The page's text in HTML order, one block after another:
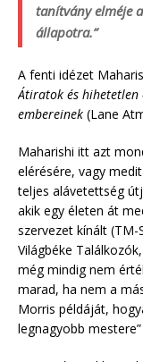
tanítvány elméje
állapotra.”
A fenti idézet
Átiratok és
embereinek (Lane
Maharishi itt azt
elérésére, vagy
teljes alávetettség
akik egy életen át
szervezet kínált (TM-
Világbéke
még mindig nem
marad, ha nem a
Morris példáját,
legnagyobb